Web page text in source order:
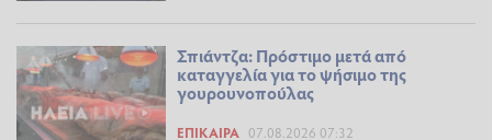
Σπιάντζα: Πρόστιμο μετά από
καταγγελία για το ψήσιμο της
γουρουνοπούλας
ΕΠΊΚΑΙΡΑ 07.08.2026 07:32